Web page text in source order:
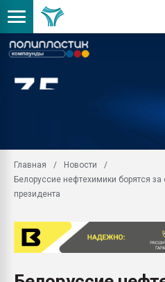
Главная
Новости
Белоруссие нефтехимики борятся
президента